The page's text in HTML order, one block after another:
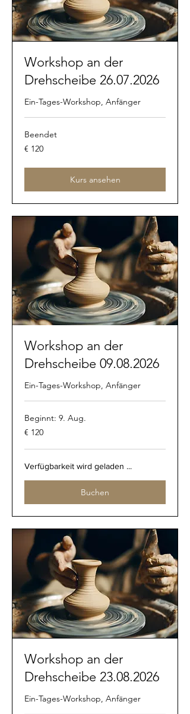
Workshop an der
Drehscheibe 26.07.2026
Ein-Tages-Workshop, Anfänger
Beendet
120
Euro
€ 120
Kurs ansehen
Workshop an der
Drehscheibe 09.08.2026
Ein-Tages-Workshop, Anfänger
Beginnt: 9. Aug.
120
Euro
€ 120
Verfügbarkeit wird geladen ...
Buchen
Workshop an der
Drehscheibe 23.08.2026
Ein-Tages-Workshop, Anfänger